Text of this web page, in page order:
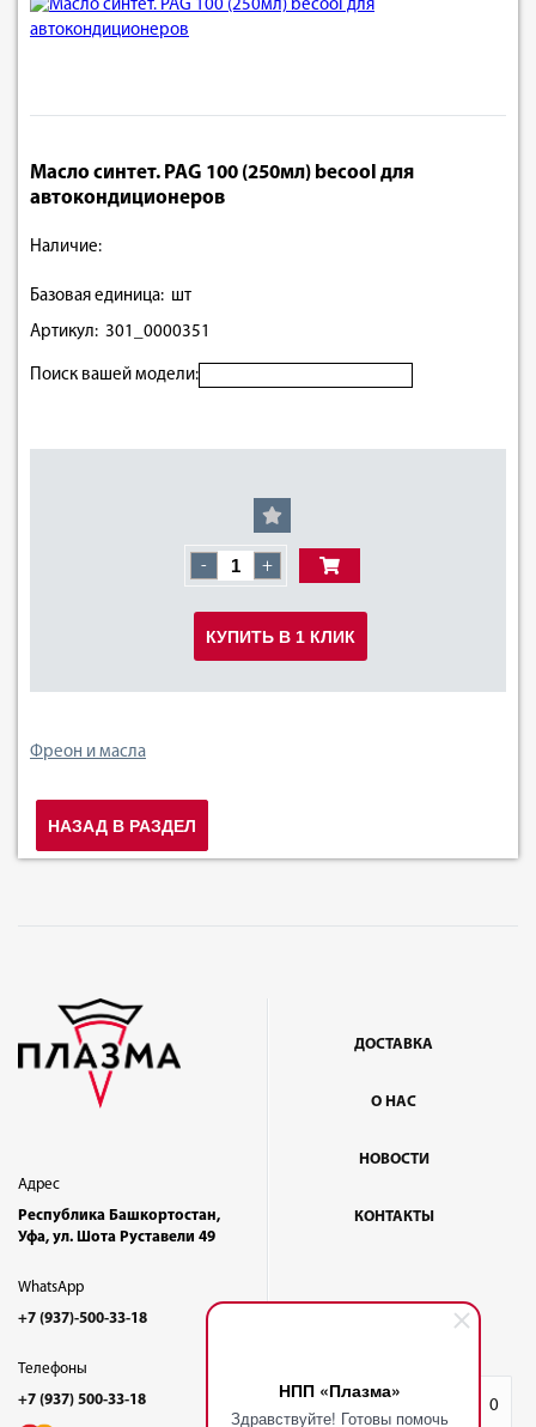
НПП «Плазма»
Здравствуйте! Готовы помочь
0
Масло синтет. PAG 100 (250мл) becool для
автокондиционеров
Наличие:
Базовая единица: шт
Артикул: 301_0000351
Поиск вашей модели:
- +
КУПИТЬ В 1 КЛИК
Фреон и масла
НАЗАД В РАЗДЕЛ
Адрес
Республика Башкортостан,
Уфа, ул. Шота Руставели 49
WhatsApp
+7 (937)-500-33-18
Телефоны
+7 (937) 500-33-18
ДОСТАВКА
О НАС
НОВОСТИ
КОНТАКТЫ